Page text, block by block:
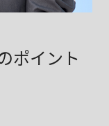
ポイント